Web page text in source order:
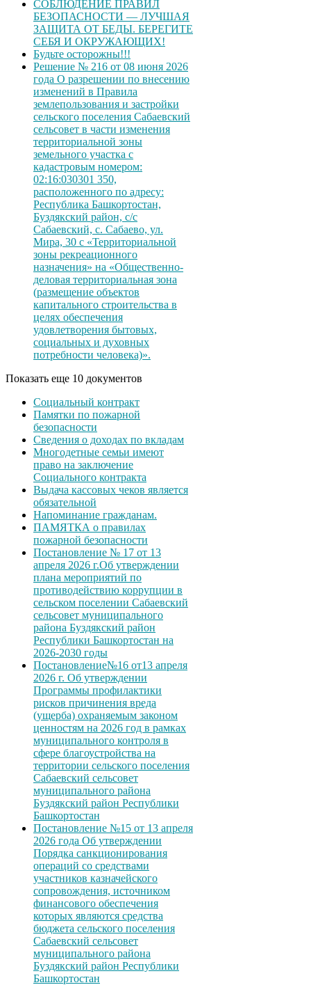
СОБЛЮДЕНИЕ ПРАВИЛ
БЕЗОПАСНОСТИ — ЛУЧШАЯ
ЗАЩИТА ОТ БЕДЫ. БЕРЕГИТЕ
СЕБЯ И ОКРУЖАЮЩИХ!
Будьте осторожны!!!
Решение № 216 от 08 июня 2026
года О разрешении по внесению
изменений в Правила
землепользования и застройки
сельского поселения Сабаевский
сельсовет в части изменения
территориальной зоны
земельного участка с
кадастровым номером:
02:16:030301 350,
расположенного по адресу:
Республика Башкортостан,
Буздякский район, с/с
Сабаевский, с. Сабаево, ул.
Мира, 30 с «Территориальной
зоны рекреационного
назначения» на «Общественно-
деловая территориальная зона
(размещение объектов
капитального строительства в
целях обеспечения
удовлетворения бытовых,
социальных и духовных
потребности человека)».
Показать еще 10 документов
Социальный контракт
Памятки по пожарной
безопасности
Сведения о доходах по вкладам
Многодетные семьи имеют
право на заключение
Социального контракта
Выдача кассовых чеков является
обязательной
Напоминание гражданам.
ПАМЯТКА о правилах
пожарной безопасности
Постановление № 17 от 13
апреля 2026 г.Об утверждении
плана мероприятий по
противодействию коррупции в
сельском поселении Сабаевский
сельсовет муниципального
района Буздякский район
Республики Башкортостан на
2026-2030 годы
Постановление№16 от13 апреля
2026 г. Об утверждении
Программы профилактики
рисков причинения вреда
(ущерба) охраняемым законом
ценностям на 2026 год в рамках
муниципального контроля в
сфере благоустройства на
территории сельского поселения
Сабаевский сельсовет
муниципального района
Буздякский район Республики
Башкортостан
Постановление №15 от 13 апреля
2026 года Об утверждении
Порядка санкционирования
операций со средствами
участников казначейского
сопровождения, источником
финансового обеспечения
которых являются средства
бюджета сельского поселения
Сабаевский сельсовет
муниципального района
Буздякский район Республики
Башкортостан